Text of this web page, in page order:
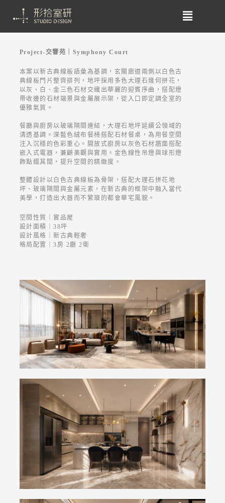
Project-交響苑｜Symphony Court
本案以新古典線板語彙為基調，玄關廊道兩側以白色古
典線板門片整齊排列，地坪採用多色大理石幾何拼花，
以灰、白、金三色石材交織出華麗的迎賓序曲，搭配燈
帶收邊的石材端景與金屬展示架，從入口即定調全室的
優雅氣質。
餐廳與廚房以玻璃隔間連結，大理石地坪延續公領域的
清透基調。深藍色絨布餐椅搭配石材餐桌，為用餐空間
注入沉穩的色彩重心。開放式廚房以灰色石材牆面搭配
嵌入式電器，兼顧美觀與實用。金色線性吊燈與球形燈
飾點綴其間，提升空間的精緻度。
整體設計以白色古典線板為骨架，搭配大理石拼花地
坪、玻璃隔間與金屬元素，在新古典的框架中融入當代
美學，打造出大器而不繁瑣的都會華宅風貌。
空間性質｜實品屋
設計面積｜38坪
設計風格｜新古典輕奢
格局配置｜3房 2廳 2衛